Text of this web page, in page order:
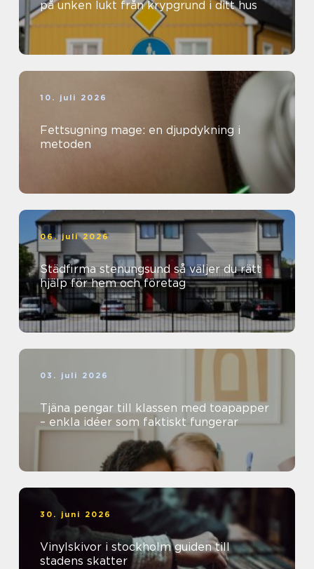
på unken lukt från krypgrund i ditt hus
10. juli 2026
Fettsugning mage: en djupdykning i
metoden
06. juli 2026
Städfirma stenungsund så väljer du rätt
hjälp för hem och företag
03. juli 2026
Tjäna pengar till klassen med toapapper
– enkla idéer som faktiskt fungerar
30. juni 2026
Vinylskivor i stockholm guiden till
stadens skatter